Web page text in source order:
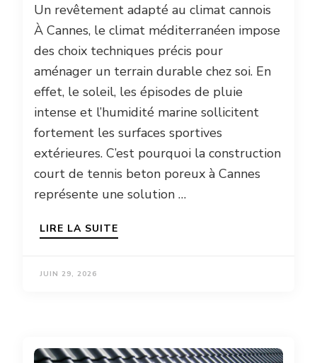
Un revêtement adapté au climat cannois
À Cannes, le climat méditerranéen impose
des choix techniques précis pour
aménager un terrain durable chez soi. En
effet, le soleil, les épisodes de pluie
intense et l’humidité marine sollicitent
fortement les surfaces sportives
extérieures. C’est pourquoi la construction
court de tennis beton poreux à Cannes
représente une solution …
LIRE LA SUITE
JUIN 29, 2026